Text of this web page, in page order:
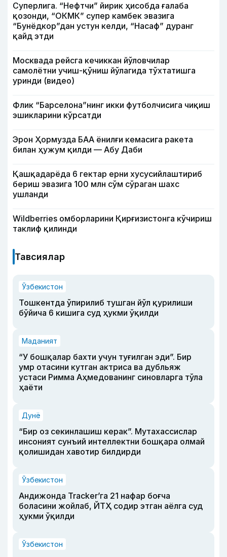
Суперлига. “Нефтчи” йирик ҳисобда ғалаба
қозонди, “ОКМК” супер камбек эвазига
“Бунёдкор”дан устун келди, “Насаф” дуранг
қайд этди
Москвада рейсга кечиккан йўловчилар
самолётни учиш-қўниш йўлагида тўхтатишга
уринди (видео)
Флик “Барселона”нинг икки футболчисига чиқиш
эшикларини кўрсатди
Эрон Ҳормузда БАА ёнилғи кемасига ракета
билан ҳужум қилди — Абу Даби
Қашқадарёда 6 гектар ерни хусусийлаштириб
бериш эвазига 100 млн сўм сўраган шахс
ушланди
Wildberries омборларини Қирғизистонга кўчириш
таклиф қилинди
Тавсиялар
Ўзбекистон
Тошкентда ўпирилиб тушган йўл қурилиши
бўйича 6 кишига суд ҳукми ўқилди
Маданият
“У бошқалар бахти учун туғилган эди”. Бир
умр отасини кутган актриса ва дубльяж
устаси Римма Аҳмедованинг синовларга тўла
ҳаёти
Дунё
“Бир оз секинлашиш керак”. Мутахассислар
инсоният сунъий интеллектни бошқара олмай
қолишидан хавотир билдирди
Ўзбекистон
Андижонда Tracker’га 21 нафар боғча
боласини жойлаб, ЙТҲ содир этган аёлга суд
ҳукми ўқилди
Ўзбекистон